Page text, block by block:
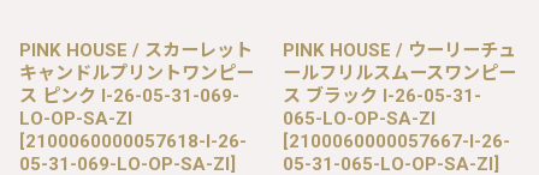
PINK HOUSE / スカーレット
キャンドルプリントワンピー
ス ピンク I-26-05-31-069-
LO-OP-SA-ZI
[2100060000057618-I-26-
05-31-069-LO-OP-SA-ZI]
PINK HOUSE / ウーリーチュ
ールフリルスムースワンピー
ス ブラック I-26-05-31-
065-LO-OP-SA-ZI
[2100060000057667-I-26-
05-31-065-LO-OP-SA-ZI]